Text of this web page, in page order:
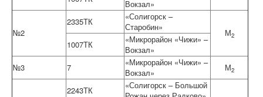
Вокзал»
№2
2335ТК
«Солигорск –
Старобин»
М2
1007ТК
«Микрорайон «Чижи» –
Вокзал»
№3
7
«Микрорайон «Чижи» –
Вокзал»
М2
2243ТК
«Солигорск – Большой